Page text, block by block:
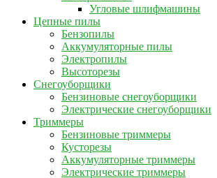
Угловые шлифмашины
Цепные пилы
Бензопилы
Аккумуляторные пилы
Электропилы
Высоторезы
Снегоуборщики
Бензиновые снегоуборщики
Электрические снегоуборщики
Триммеры
Бензиновые триммеры
Кусторезы
Аккумуляторные триммеры
Электрические триммеры